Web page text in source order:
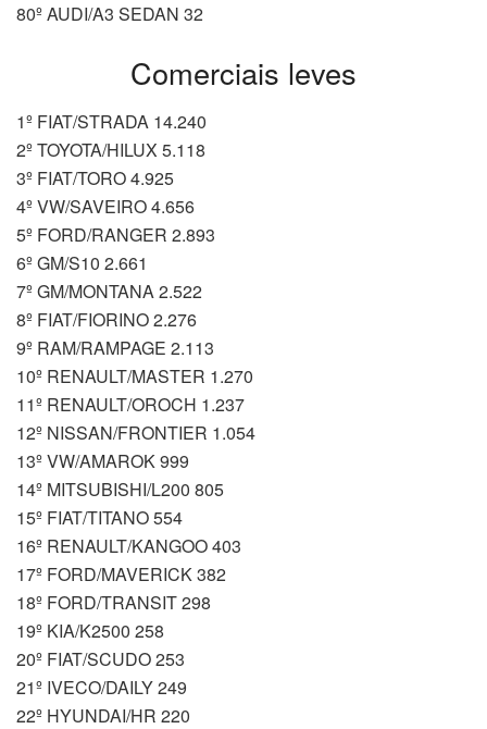
80º AUDI/A3 SEDAN 32
Comerciais leves
1º FIAT/STRADA 14.240
2º TOYOTA/HILUX 5.118
3º FIAT/TORO 4.925
4º VW/SAVEIRO 4.656
5º FORD/RANGER 2.893
6º GM/S10 2.661
7º GM/MONTANA 2.522
8º FIAT/FIORINO 2.276
9º RAM/RAMPAGE 2.113
10º RENAULT/MASTER 1.270
11º RENAULT/OROCH 1.237
12º NISSAN/FRONTIER 1.054
13º VW/AMAROK 999
14º MITSUBISHI/L200 805
15º FIAT/TITANO 554
16º RENAULT/KANGOO 403
17º FORD/MAVERICK 382
18º FORD/TRANSIT 298
19º KIA/K2500 258
20º FIAT/SCUDO 253
21º IVECO/DAILY 249
22º HYUNDAI/HR 220